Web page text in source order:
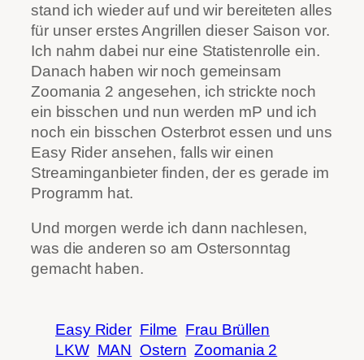
stand ich wieder auf und wir bereiteten alles
für unser erstes Angrillen dieser Saison vor.
Ich nahm dabei nur eine Statistenrolle ein.
Danach haben wir noch gemeinsam
Zoomania 2 angesehen, ich strickte noch
ein bisschen und nun werden mP und ich
noch ein bisschen Osterbrot essen und uns
Easy Rider ansehen, falls wir einen
Streaminganbieter finden, der es gerade im
Programm hat.
Und morgen werde ich dann nachlesen,
was die anderen so am Ostersonntag
gemacht haben.
Easy Rider Filme Frau Brüllen
LKW MAN Ostern Zoomania 2